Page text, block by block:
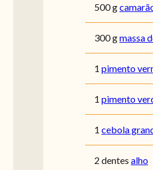
500 g
300 gmassa
1 pimento
1 pimento
1 cebola
2 dentes alho